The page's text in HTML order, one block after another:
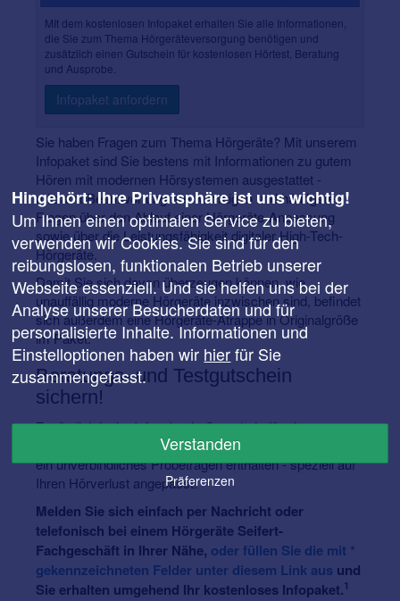
MIt dem kostenlosen Infopaket erhalten Sie alle Informationen,
die Sie zum Thema Hörgeräteversorgung benötigen und
zusätzlich einen Gutschein für kostenlosen Hörtest, Beratung
und Ausprobe.
Infopaket anfordern
Sie haben Fragen zum Thema Hörgeräte? Mit unserem
Infopaket sind Sie bestens mit Informationen zu gutem
Hören mit modernen Hörsystemen ausgestattet -
mitsamt Beantwortung aller wichtigen und häufigsten
Fragen über den Ablauf einer Hörgeräte-Anpassung
sowie über die Leistungsfähigkeit digitaler High-Tech-
Hörgeräte.
Damit Sie sich davon überzeugen können, wie
unauffällig moderne Hörgeräte inzwischen sind, befindet
sich außerdem eine Hörgeräte-Atrappe in Originalgröße
im Paket.
Beratungs- und Testgutschein
sichern!
Zusätzlich ist im Infopakt ein Gutschein für einen
kostenlosen Hörtest, eine individuelle Hörberatung und
ein unverbindliches Probetragen enthalten - speziell auf
Ihren Hörverlust angepasst.
Melden Sie sich einfach per Nachricht oder
telefonisch bei einem Hörgeräte Seifert-
Fachgeschäft in Ihrer Nähe, oder füllen Sie die mit *
gekennzeichneten Felder unter diesem Link aus und
Sie erhalten umgehend Ihr kostenloses Infopaket.1
Hingehört: Ihre Privatsphäre ist uns wichtig!
Um Ihnen einen optimalen Service zu bieten,
verwenden wir Cookies. Sie sind für den
reibungslosen, funktionalen Betrieb unserer
Webseite essenziell. Und sie helfen uns bei der
Analyse unserer Besucherdaten und für
personalisierte Inhalte. Informationen und
Einstelloptionen haben wir hierfür Sie
zusammengefasst.
Verstanden
Präferenzen